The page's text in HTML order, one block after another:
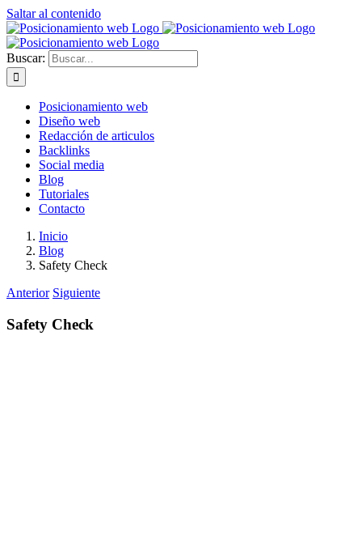
Saltar al contenido
Buscar:
Posicionamiento web
Diseño web
Redacción de articulos
Backlinks
Social media
Blog
Tutoriales
Contacto
Inicio
Blog
Safety Check
Anterior Siguiente
Safety Check